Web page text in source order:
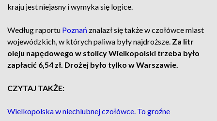
kraju jest niejasny i wymyka się logice.
Według raportu Poznań znalazł się także w czołówce miast
wojewódzkich, w których paliwa były najdroższe. Za litr
oleju napędowego w stolicy Wielkopolski trzeba było
zapłacić 6,54 zł. Drożej było tylko w Warszawie.
CZYTAJ TAKŻE:
Wielkopolska w niechlubnej czołówce. To groźne